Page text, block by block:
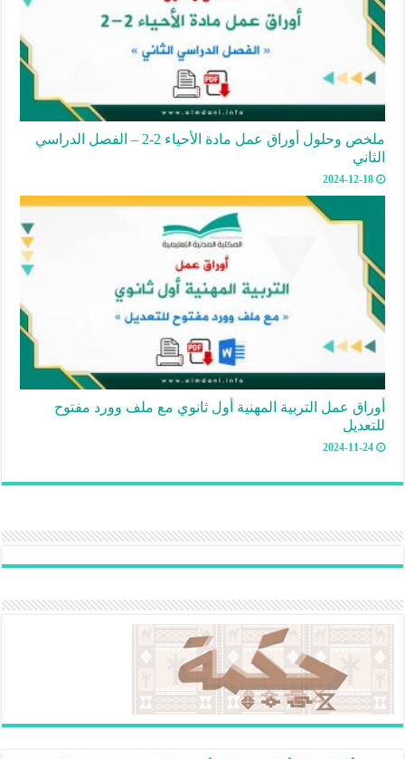
ملخص وحلول أوراق عمل مادة الأحياء 2-2 – الفصل الدراسي
الثاني
2024-12-18
أوراق عمل التربية المهنية أول ثانوي مع ملف وورد مفتوح
للتعديل
2024-11-24